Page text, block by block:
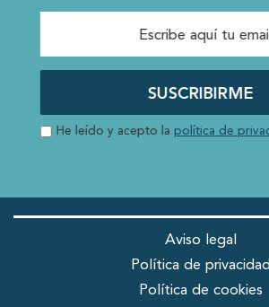
SUSCRIBIRME
He leído y acepto la política de
Aviso legal
Política de privacidad
Política de cookies